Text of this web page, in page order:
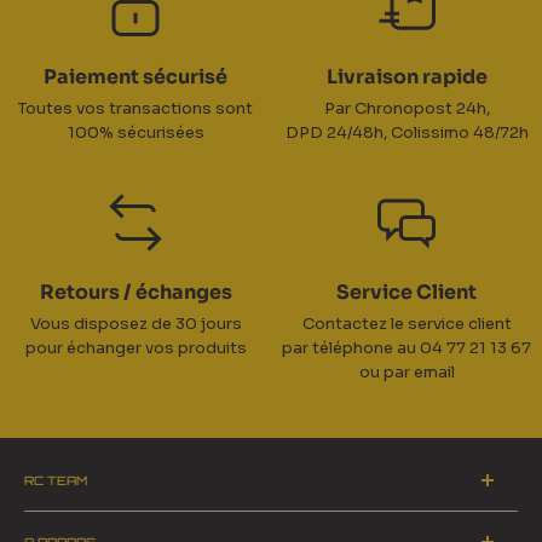
Paiement sécurisé
Toutes vos transactions sont
100% sécurisées
Livraison rapide
Par Chronopost 24h,
DPD 24/48h, Colissimo 48/72h
Retours / échanges
Vous disposez de 30 jours
pour échanger vos produits
Service Client
Contactez le service client
par téléphone au 04 77 21 13 67
ou par email
RC TEAM
ZA du Pinay 2 - 42700 Firminy